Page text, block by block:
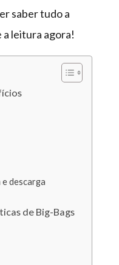
saber tudo a
a leitura agora!
descarga
de Big-Bags